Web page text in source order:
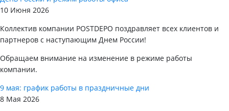
10 Июня 2026
Коллектив компании POSTDEPO поздравляет всех клиентов и
партнеров с наступающим Днем России!
Обращаем внимание на изменение в режиме работы
компании.
9 мая: график работы в праздничные дни
8 Мая 2026